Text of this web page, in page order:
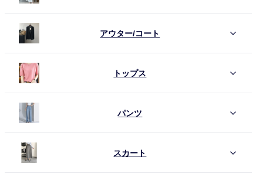
アウター/コート
トップス
パンツ
スカート